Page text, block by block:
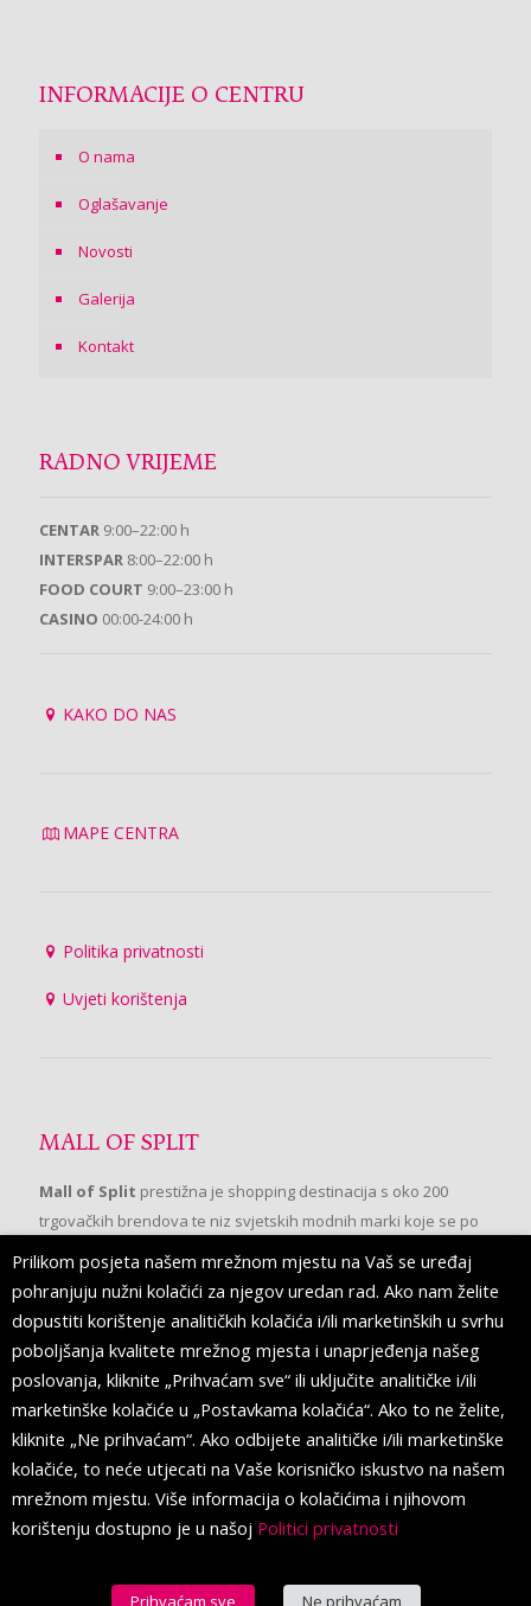
INFORMACIJE O CENTRU
O nama
Oglašavanje
Novosti
Galerija
Kontakt
RADNO VRIJEME
CENTAR 9:00–22:00 h
INTERSPAR 8:00–22:00 h
FOOD COURT 9:00–23:00 h
CASINO 00:00-24:00 h
KAKO DO NAS
MAPE CENTRA
Politika privatnosti
Uvjeti korištenja
MALL OF SPLIT
Mall of Split prestižna je shopping destinacija s oko 200
trgovačkih brendova te niz svjetskih modnih marki koje se po
prvi put pojavljuju u Splitu.
PRATITE NAS
Prilikom posjeta našem mrežnom mjestu na Vaš se uređaj
pohranjuju nužni kolačići za njegov uredan rad. Ako nam želite
dopustiti korištenje analitičkih kolačića i/ili marketinških u svrhu
poboljšanja kvalitete mrežnog mjesta i unaprjeđenja našeg
poslovanja, kliknite „Prihvaćam sve“ ili uključite analitičke i/ili
marketinške kolačiće u „Postavkama kolačića“. Ako to ne želite,
kliknite „Ne prihvaćam“. Ako odbijete analitičke i/ili marketinške
kolačiće, to neće utjecati na Vaše korisničko iskustvo na našem
mrežnom mjestu. Više informacija o kolačićima i njihovom
korištenju dostupno je u našoj Politici privatnosti
Prihvaćam sve Ne prihvaćam